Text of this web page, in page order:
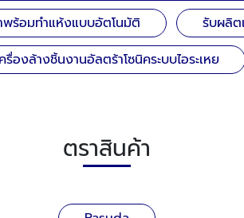
พร้อมทำแห้งแบบอัตโนมัติ
รับผลิต
รื่องล้างชิ้นงานอัลตร้าโซนิคระบบไอระเหย
ตราสินค้า